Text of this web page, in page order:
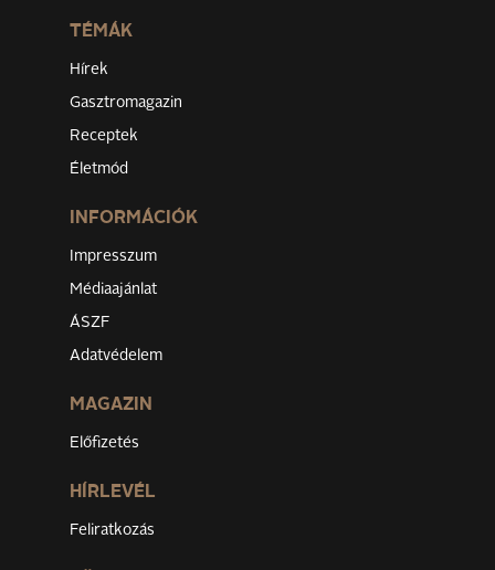
TÉMÁK
Hírek
Gasztromagazin
Receptek
Életmód
INFORMÁCIÓK
Impresszum
Médiaajánlat
ÁSZF
Adatvédelem
MAGAZIN
Előfizetés
HÍRLEVÉL
Feliratkozás